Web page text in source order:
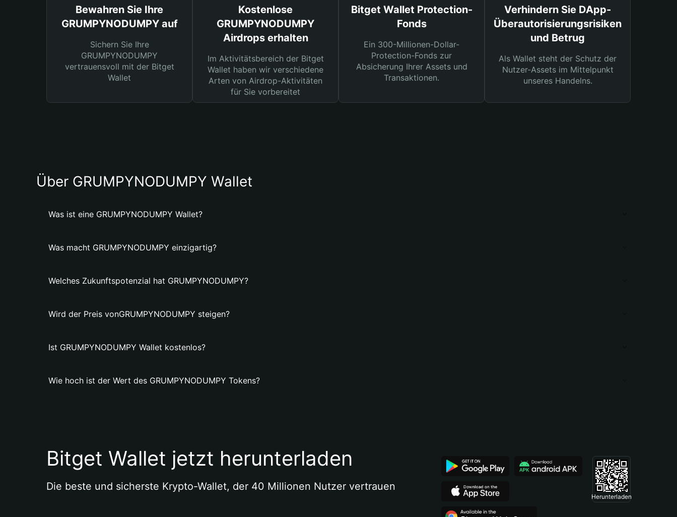
Bewahren Sie Ihre
GRUMPYNODUMPY auf
Sichern Sie Ihre
GRUMPYNODUMPY
vertrauensvoll mit der Bitget
Wallet
Kostenlose
GRUMPYNODUMPY
Airdrops erhalten
Im Aktivitätsbereich der Bitget
Wallet haben wir verschiedene
Arten von Airdrop-Aktivitäten
für Sie vorbereitet
Bitget Wallet Protection-
Fonds
Ein 300-Millionen-Dollar-
Protection-Fonds zur
Absicherung Ihrer Assets und
Transaktionen.
Verhindern Sie DApp-
Überautorisierungsrisiken
und Betrug
Als Wallet steht der Schutz der
Nutzer-Assets im Mittelpunkt
unseres Handelns.
Über GRUMPYNODUMPY Wallet
Was ist eine GRUMPYNODUMPY Wallet?
Was macht GRUMPYNODUMPY einzigartig?
Welches Zukunftspotenzial hat GRUMPYNODUMPY?
Wird der Preis vonGRUMPYNODUMPY steigen?
Ist GRUMPYNODUMPY Wallet kostenlos?
Wie hoch ist der Wert des GRUMPYNODUMPY Tokens?
Bitget Wallet jetzt herunterladen
Die beste und sicherste Krypto-Wallet, der 40 Millionen Nutzer vertrauen
Herunterladen